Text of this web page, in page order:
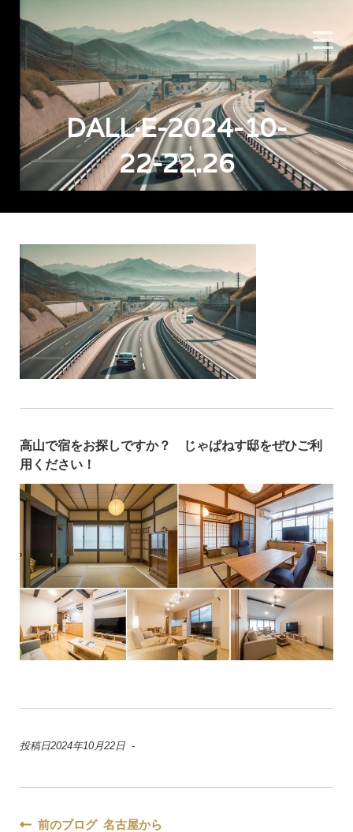
DALL·E-2024-10-
22-22.26
高山で宿をお探しですか？ じゃぱねす邸をぜひご利
用ください！
投稿日2024年10月22日 -
前のブログ 名古屋から